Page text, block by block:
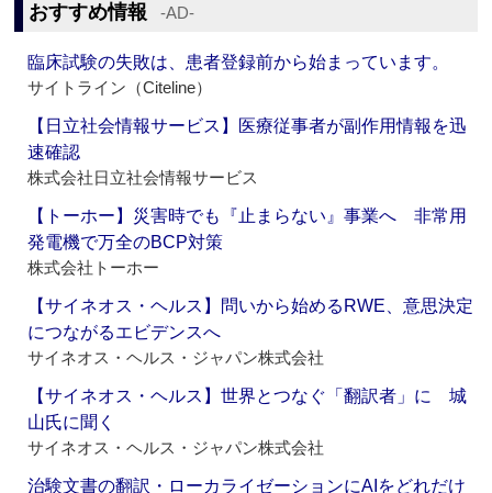
おすすめ情報 ‐AD‐
臨床試験の失敗は、患者登録前から始まっています。
サイトライン（Citeline）
【日立社会情報サービス】医療従事者が副作用情報を迅
速確認
株式会社日立社会情報サービス
【トーホー】災害時でも『止まらない』事業へ 非常用
発電機で万全のBCP対策
株式会社トーホー
【サイネオス・ヘルス】問いから始めるRWE、意思決定
につながるエビデンスへ
サイネオス・ヘルス・ジャパン株式会社
【サイネオス・ヘルス】世界とつなぐ「翻訳者」に 城
山氏に聞く
サイネオス・ヘルス・ジャパン株式会社
治験文書の翻訳・ローカライゼーションにAIをどれだけ